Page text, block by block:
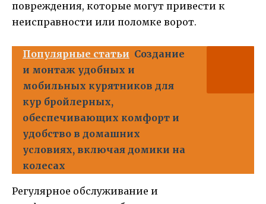
повреждения, которые могут привести к
неисправности или поломке ворот.
Популярные статьи Создание
и монтаж удобных и
мобильных курятников для
кур бройлерных,
обеспечивающих комфорт и
удобство в домашних
условиях, включая домики на
колесах
Регулярное обслуживание и